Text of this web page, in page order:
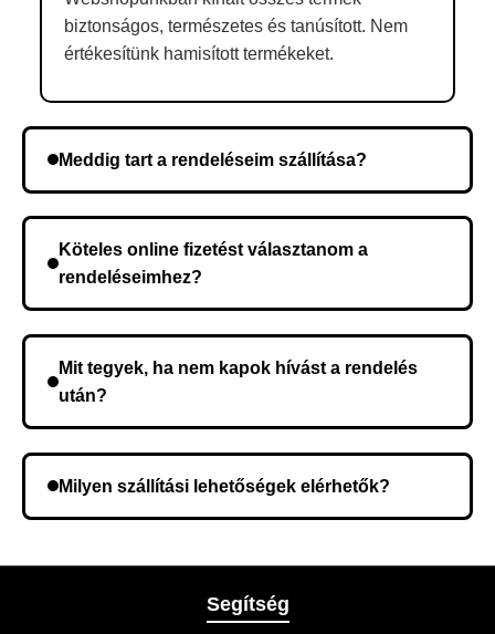
biztonságos, természetes és tanúsított. Nem
értékesítünk hamisított termékeket.
Meddig tart a rendeléseim szállítása?
kerül, és ez az időtartam függ a szállítási címtől.
Köteles online fizetést választanom a
rendeléseimhez?
Mit tegyek, ha nem kapok hívást a rendelés
után?
meg a rendelést.
Milyen szállítási lehetőségek elérhetők?
legmegfelelőbb szállítási módot.
Segítség